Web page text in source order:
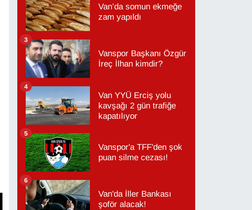
Van’da somun ekmeğe
zam yapıldı
Vanspor Başkanı Özgür
İreç İlhan kimdir?
3
Van YYÜ Erciş yolu
kavşağı 2 gün trafiğe
kapatılıyor
4
Vanspor'a TFF'den şok
puan silme cezası!
5
Van'da İller Bankası
şoför alacak!
6